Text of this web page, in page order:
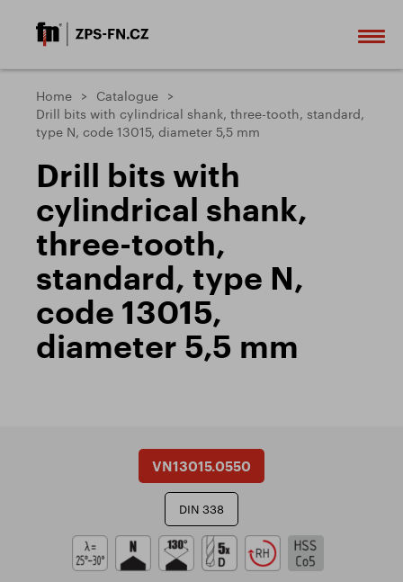
Home
Catalogue
Drill bits with cylindrical shank, three-tooth, standard,
type N, code 13015, diameter 5,5 mm
Drill bits with
cylindrical shank,
three-tooth,
standard, type N,
code 13015,
diameter 5,5 mm
VN13015.0550
DIN 338